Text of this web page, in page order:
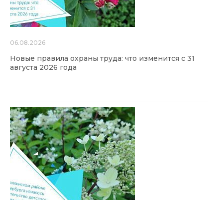
06.08.2026
Новые правила охраны труда: что изменится с 31
августа 2026 года